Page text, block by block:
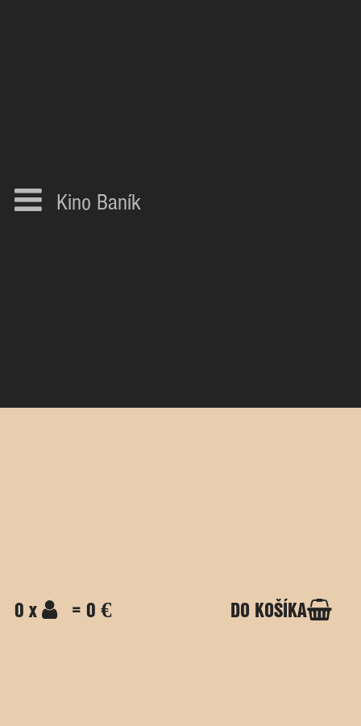
Kino Baník
0 x = 0 € DO KOŠÍKA